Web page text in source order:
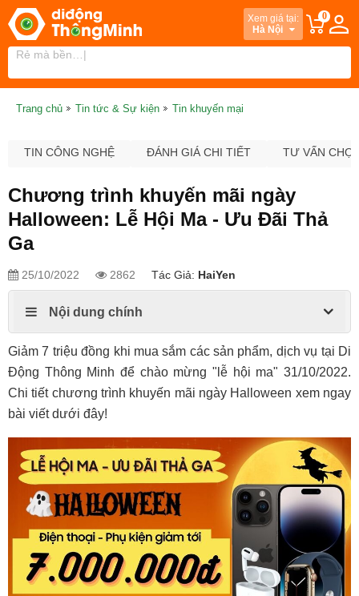
Xem giá tại:
Hà Nội
0
Trang chủ Tin tức & Sự kiện Tin khuyến mại
TIN CÔNG NGHỆ ĐÁNH GIÁ CHI TIẾT TƯ VẤN
Chương trình khuyến mãi ngày
Halloween: Lễ Hội Ma - Ưu Đãi Thả
Ga
25/10/2022 2862 Tác Giả: HaiYen
Nội dung chính
Giảm 7 triệu đồng khi mua sắm các sản phẩm, dịch vụ tại Di
Động Thông Minh để chào mừng "lễ hội ma" 31/10/2022.
Chi tiết chương trình khuyến mãi ngày Halloween xem ngay
bài viết dưới đây!